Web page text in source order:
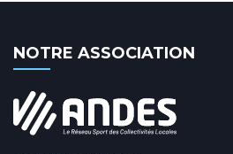
NOTRE ASSOCIATION